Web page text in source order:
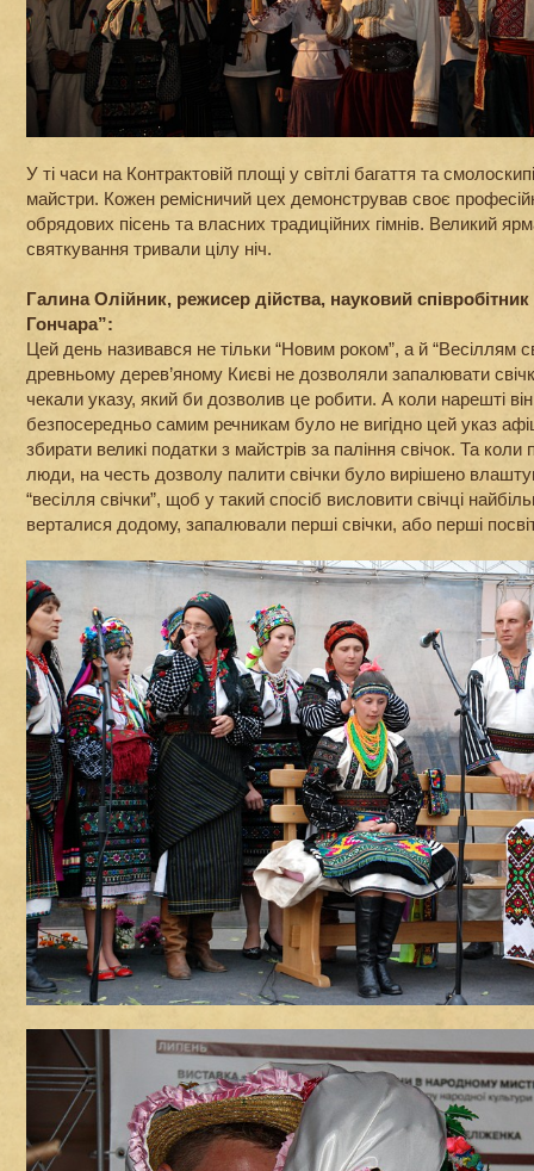
У ті часи на Контрактовій площі у світлі багаття та
майстри. Кожен ремісничий цех демонстрував своє
обрядових пісень та власних традиційних гімнів. Великий
святкування тривали цілу ніч.
Галина Олійник, режисер дійства, науковий
Гончара”:
Цей день називався не тільки “Новим роком”, а й “Весіллям
древньому дерев’яному Києві не дозволяли запалювати
чекали указу, який би дозволив це робити. А коли нарешті
безпосередньо самим речникам було не вигідно цей указ
збирати великі податки з майстрів за паління свічок. Та коли
люди, на честь дозволу палити свічки було вирішено
“весілля свічки”, щоб у такий спосіб висловити свічці
верталися додому, запалювали перші свічки, або перші